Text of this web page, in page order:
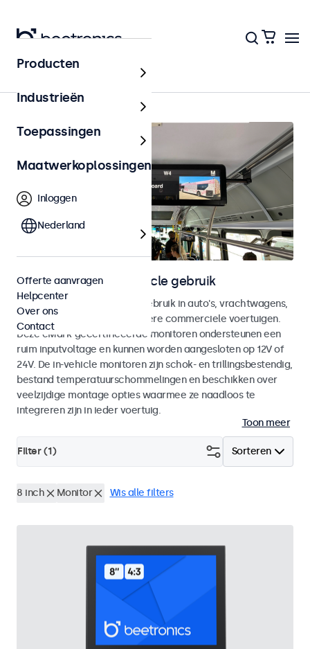
In-vehicle
Monitoren voor in-vehicle gebruik
Monitoren ontworpen voor gebruik in auto's, vrachtwagens,
bussen, kraancabines en andere commerciele voertuigen.
Deze eMark-gecertificeerde monitoren ondersteunen een
ruim inputvoltage en kunnen worden aangesloten op 12V of
24V. De in-vehicle monitoren zijn schok- en trillingsbestendig,
bestand temperatuurschommelingen en beschikken over
veelzijdige montage opties waarmee ze naadloos te
integreren zijn in ieder voertuig.
Toon meer
Sorteren
Filter (1)
8 inch Monitor Wis alle filters
Producten
Industrieën
Toepassingen
Maatwerkoplossingen
Inloggen
Nederland
Offerte aanvragen
Helpcenter
Over ons
Contact